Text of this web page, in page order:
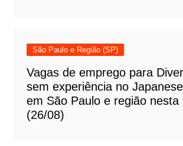
São Paulo e Região (SP)
Vagas de emprego para
sem experiência no
em São Paulo e região nesta
(26/08)